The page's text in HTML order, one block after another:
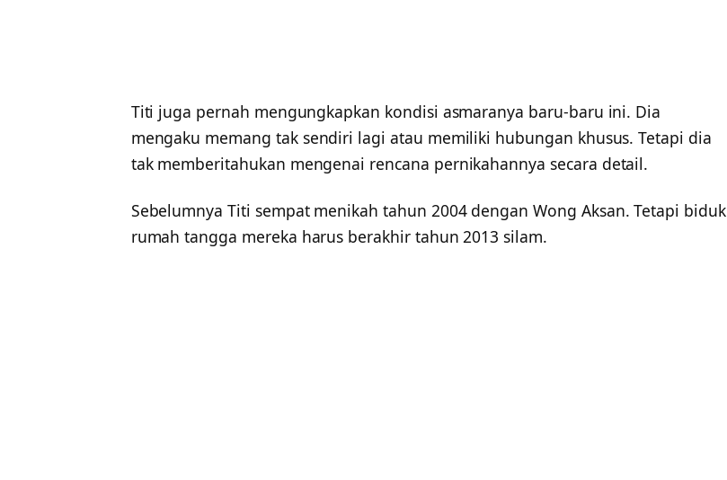
Titi juga pernah mengungkapkan kondisi asmaranya baru-baru ini. Dia
mengaku memang tak sendiri lagi atau memiliki hubungan khusus. Tetapi dia
tak memberitahukan mengenai rencana pernikahannya secara detail.
Sebelumnya Titi sempat menikah tahun 2004 dengan Wong Aksan. Tetapi biduk
rumah tangga mereka harus berakhir tahun 2013 silam.